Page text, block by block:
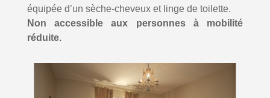
équipée d’un sèche-cheveux et linge de toilette.
Non accessible aux personnes à mobilité
réduite.